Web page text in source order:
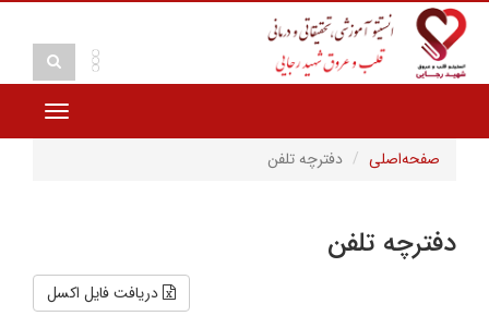
Toggle
صفحه‌اصلی
دفترچه تلفن
دفترچه تلفن
دریافت فایل اکسل